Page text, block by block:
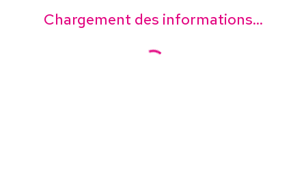
Chargement des informations...